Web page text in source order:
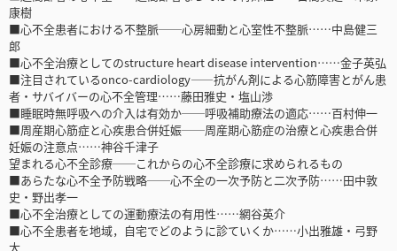
康樹
■心不全患者における不整脈──心房細動と心室性不整脈……中島健三
郎
■心不全治療としてのstructure heart disease intervention……金子英弘
■注目されているonco-cardiology――抗がん剤による心筋障害とがん患
者・サバイバーの心不全管理……藤田雅史・塩山渉
■睡眠時無呼吸への介入は有効か──呼吸補助療法の適応……百村伸一
■周産期心筋症と心疾患合併妊娠──周産期心筋症の治療と心疾患合併
妊娠の注意点……神谷千津子
望まれる心不全診療──これからの心不全診療に求められるもの
■あらたな心不全予防戦略──心不全の一次予防と二次予防……田中敦
史・野出孝一
■心不全治療としての運動療法の有用性……網谷英介
■心不全患者を地域，自宅でどのように診ていくか……小出雅雄・弓野
大